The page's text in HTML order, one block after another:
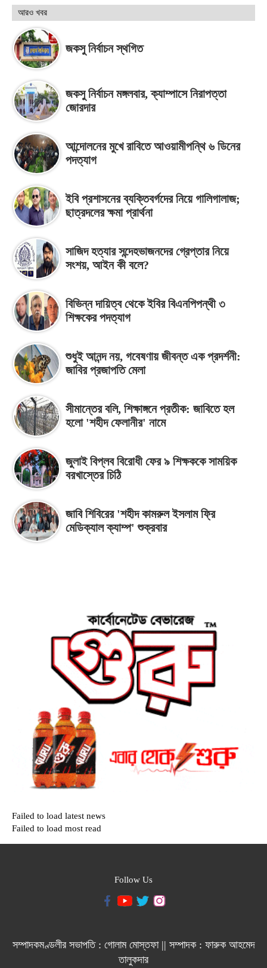
আরও খবর
জকসু নির্বাচন স্থগিত
জকসু নির্বাচন মঙ্গলবার, ক্যাম্পাসে নিরাপত্তা
জোরদার
আন্দোলনের মুখে রাবিতে আওয়ামীপন্থি ৬ ডিনের
পদত্যাগ
ইবি প্রশাসনের ব্যক্তিবর্গদের নিয়ে গালিগালাজ;
ছাত্রদলের ক্ষমা প্রার্থনা
সাজিদ হত্যার সন্দেহভাজনদের গ্রেপ্তার নিয়ে
সংশয়, আইন কী বলে?
বিভিন্ন দায়িত্ব থেকে ইবির বিএনপিপন্থী ৩
শিক্ষকের পদত্যাগ
শুধুই আনন্দ নয়, গবেষণায় জীবন্ত এক প্রদর্শনী:
জাবির প্রজাপতি মেলা
সীমান্তের বলি, শিক্ষাঙ্গনে প্রতীক: জাবিতে হল
হলো 'শহীদ ফেলানীর' নামে
জুলাই বিপ্লব বিরোধী ফের ৯ শিক্ষককে সাময়িক
বরখাস্তের চিঠি
জাবি শিবিরের 'শহীদ কামরুল ইসলাম ফ্রি
মেডিক্যাল ক্যাম্প' শুক্রবার
Failed to load latest news
Failed to load most read
Follow Us
সম্পাদকমণ্ডলীর সভাপতি : গোলাম মোস্তফা || সম্পাদক : ফারুক আহমেদ
তালুকদার